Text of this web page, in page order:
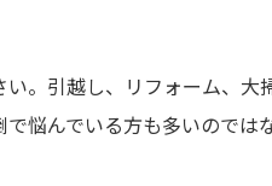
。引越し、リフォーム、大
悩んでいる方も多いのでは